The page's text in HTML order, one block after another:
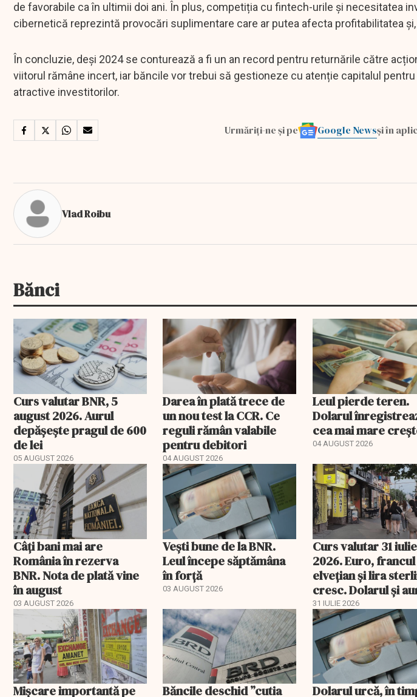
de favorabile ca în ultimii doi ani. În plus, competiția cu fintech-urile și necesitatea
cibernetică reprezintă provocări suplimentare care ar putea afecta profitabilitatea
În concluzie, deși 2024 se conturează a fi un an record pentru returnările către
viitorul rămâne incert, iar băncile vor trebui să gestioneze cu atenție capitalul
atractive investitorilor.
Urmăriți-ne și pe Google Newsși în
Vlad Roibu
Bănci
Curs valutar BNR, 5
august 2026. Aurul
depășește pragul de 600
de lei
05 AUGUST 2026
Darea în plată trece de
un nou test la CCR. Ce
reguli rămân valabile
pentru debitori
04 AUGUST 2026
Leul pierde teren.
Dolarul
cea mai mare
04 AUGUST 2026
Câți bani mai are
România în rezerva
BNR. Nota de plată vine
în august
03 AUGUST 2026
Vești bune de la BNR.
Leul începe săptămâna
în forță
03 AUGUST 2026
Curs valutar 31 iulie
2026. Euro, francul
elvețian și lira
cresc. Dolarul și
pierd teren
31 IULIE 2026
Mișcare importantă pe Băncile deschid ”cutia Dolarul urcă, în